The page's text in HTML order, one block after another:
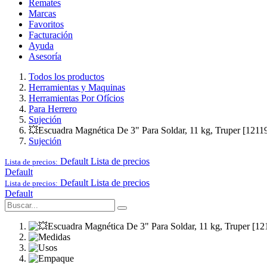
Remates
Marcas
Favoritos
Facturación
Ayuda
Asesoría
Todos los productos
Herramientas y Maquinas
Herramientas Por Ofícios
Para Herrero
Sujeción
💥Escuadra Magnética De 3" Para Soldar, 11 kg, Truper
Sujeción
Lista de precios: Default Lista de precios
Default
Lista de precios: Default Lista de precios
Default